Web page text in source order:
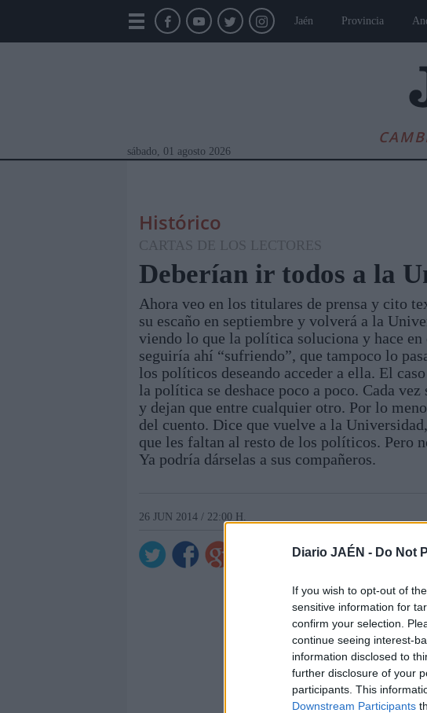
Diario JAÉN - Do Not
If you wish to opt-out of
sensitive information for
confirm your selection.
continue seeing interest-
information disclosed to
further disclosure of your
participants. This
Downstream Participants
Jaén Provincia
sábado, 01 agosto 2026
Módulos Portada Jaén Provincia Linares Andalucía
Histórico
CARTAS DE LOS LECTORES
Deberían ir todos a la
Ahora veo en los titulares de prensa y cito
su escaño en septiembre y volverá a la
viendo lo que la política soluciona y hace
seguiría ahí “sufriendo”, que tampoco lo
los políticos deseando acceder a ella. El
la política se deshace poco a poco. Cada
y dejan que entre cualquier otro. Por lo
del cuento. Dice que vuelve a la
que les faltan al resto de los políticos. Pero
Ya podría dárselas a sus compañeros.
26 JUN 2014 / 22:00 H.